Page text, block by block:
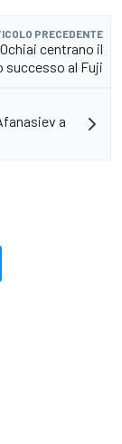
PRECEDENTE
centrano il
successo al Fuji
a